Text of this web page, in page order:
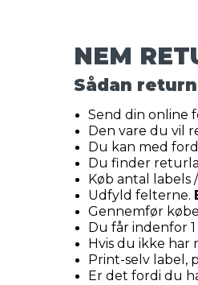
NEM
Sådan
Send din online
Den vare du vil
Du kan med
Du finder
Køb antal labels
Udfyld felterne.
Gennemfør
Du får indenfor
Hvis du ikke har
Print-selv label,
Er det fordi du